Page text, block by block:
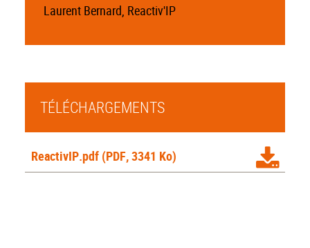
Laurent Bernard, Reactiv'IP
TÉLÉCHARGEMENTS
ReactivIP.pdf (PDF, 3341 Ko)